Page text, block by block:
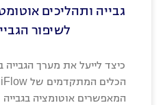
גבייה ותהליכים
לשיפור
כיצד לייעל את מערך הגבייה
המאפשרים אוטומציה בגבייה